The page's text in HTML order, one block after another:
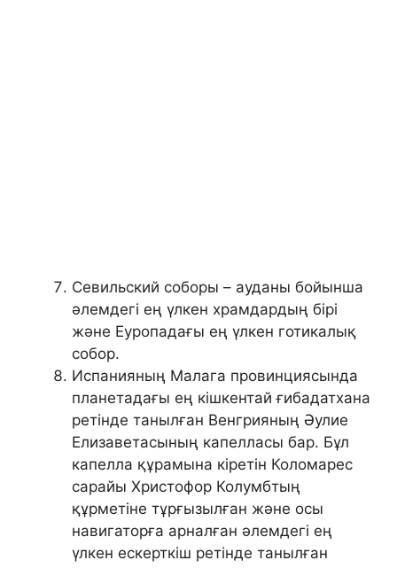
Севильский соборы – ауданы бойынша
әлемдегі ең үлкен храмдардың бірі
және Еуропадағы ең үлкен готикалық
собор.
Испанияның Малага провинциясында
планетадағы ең кішкентай ғибадатхана
ретінде танылған Венгрияның Әулие
Елизаветасының капелласы бар. Бұл
капелла құрамына кіретін Коломарес
сарайы Христофор Колумбтың
құрметіне тұрғызылған және осы
навигаторға арналған әлемдегі ең
үлкен ескерткіш ретінде танылған